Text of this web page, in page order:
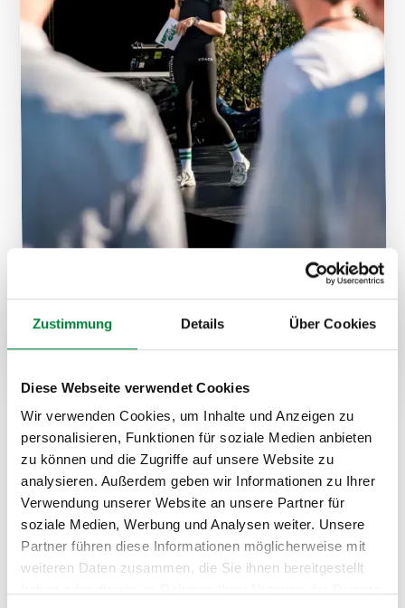
Zustimmung Details Über Cookies
Diese Webseite verwendet Cookies
Wir verwenden Cookies, um Inhalte und Anzeigen zu
personalisieren, Funktionen für soziale Medien anbieten
zu können und die Zugriffe auf unsere Website zu
analysieren. Außerdem geben wir Informationen zu Ihrer
Verwendung unserer Website an unsere Partner für
soziale Medien, Werbung und Analysen weiter. Unsere
Partner führen diese Informationen möglicherweise mit
weiteren Daten zusammen, die Sie ihnen bereitgestellt
Für welche Teams und
Vortrag?
„Stark im Arbeitsalltag" ist bewusst breit angelegt,
damit er für gemischte Teams ohne BGM-Vorwissen
genauso funktioniert wie als Einstieg in ein
strukturiertes Gesundheitsprogramm. Der Vortrag
eignet sich besonders für:
Gemischte Belegschaften aus Büro und
Produktion, in denen körperliche und mentale